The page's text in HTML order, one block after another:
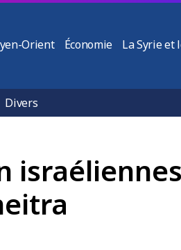
Orient Économie La Syrie et
Divers